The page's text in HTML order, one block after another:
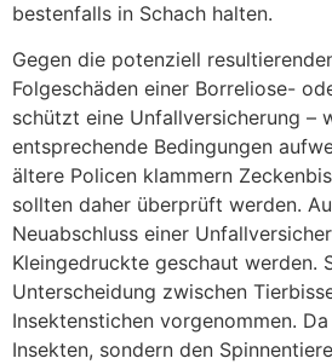
bestenfalls in Schach halten.
Gegen die potenziell
Folgeschäden einer Borreliose-
schützt eine Unfallversicherung –
entsprechende Bedingungen
ältere Policen klammern
sollten daher überprüft werden.
Neuabschluss einer
Kleingedruckte geschaut werden.
Unterscheidung zwischen
Insektenstichen vorgenommen.
Insekten, sondern den